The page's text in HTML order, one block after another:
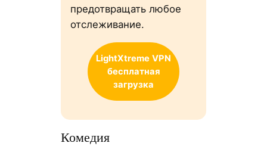
предотвращать любое
отслеживание.
LightXtreme VPN
бесплатная
загрузка
Комедия